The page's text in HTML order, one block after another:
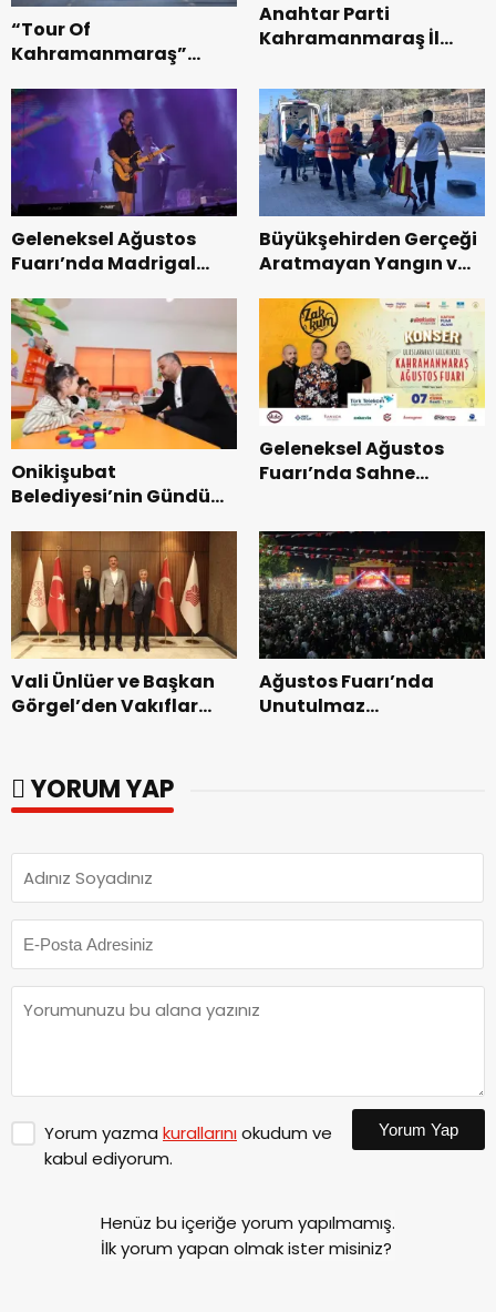
“Tour Of
Kahramanmaraş”
Bisikleti Turnuvası
Tamamlandı.
Anahtar Parti
Kahramanmaraş İl
Teşkilatı ile buluştu.
Geleneksel Ağustos
Fuarı’nda Madrigal
Büyükşehirden Gerçeği
Aratmayan Yangın ve
Onikişubat
Belediyesi’nin Gündüz
dönemin ön kayıtları
başladı.
Geleneksel Ağustos
Fuarı’nda Sahne
Vali Ünlüer ve Başkan
Görgel’den Vakıflar
Ağustos Fuarı’nda
Unutulmaz
YORUM YAP
Yorum yazma kurallarınıokudum ve
kabul ediyorum.
Yorum Yap
Henüz bu içeriğe yorum yapılmamış.
İlk yorum yapan olmak ister misiniz?